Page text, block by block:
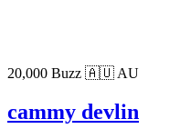
20,000 Buzz 🇦🇺 AU
cammy devlin